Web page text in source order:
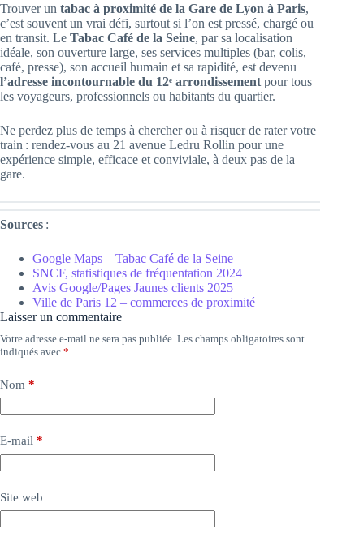
Trouver un tabac à proximité de la Gare de Lyon à Paris,
c’est souvent un vrai défi, surtout si l’on est pressé, chargé ou
en transit. Le Tabac Café de la Seine, par sa localisation
idéale, son ouverture large, ses services multiples (bar, colis,
café, presse), son accueil humain et sa rapidité, est devenu
l’adresse incontournable du 12ᵉ arrondissement pour tous
les voyageurs, professionnels ou habitants du quartier.
Ne perdez plus de temps à chercher ou à risquer de rater votre
train : rendez-vous au 21 avenue Ledru Rollin pour une
expérience simple, efficace et conviviale, à deux pas de la
gare.
Sources :
Google Maps – Tabac Café de la Seine
SNCF, statistiques de fréquentation 2024
Avis Google/Pages Jaunes clients 2025
Ville de Paris 12 – commerces de proximité
Laisser un commentaire
Votre adresse e-mail ne sera pas publiée. Les champs obligatoires sont
indiqués avec *
Nom *
E-mail *
Site web